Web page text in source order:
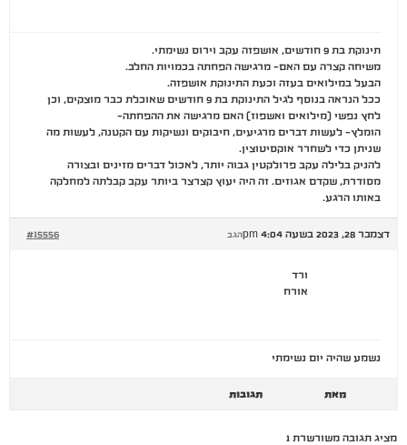
תינוקת בת 9 חודשים, אושפזה עקב וירוס נשימתי.
משיחה קצרה עם האם- מרגישה הפחתה בכמויות החלב.
הבעל במילואים בעזה וכעת התינוקת אושפזה.
ככל הנראה בנוסף לגיל התינוקת בת 9 חודשים שאוכלת כבר מוצקים, וכן
לחץ נפשי (מילואים ואשפוז) האם מרגישה את ההפחתה-
הומלץ- לעשות דברים מרגיעים, חיבוקים ונשיקות עם הקטנה, לעשות מה
שניתן כדי לשחרר אוקסיטוצין.
להניק בלילה עקב פרולקטין גבוה יותר, לאכול דברים מזינים ובצורה
מסודרת, שקדם אגוזים. זה היה יעוץ קצרצר ביותר עקב קבלתה למחלקה
באותו הרגע.
דצמבר 28, 2023 בשעה 4:04 pm #15556 הגב
ורד
אורח
נשמע שהיה יום נשימתי
מאת תגובות
מציג תגובה משורשרת 1